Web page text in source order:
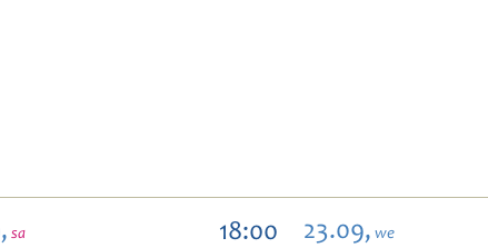
sa 18:00 23.09, we